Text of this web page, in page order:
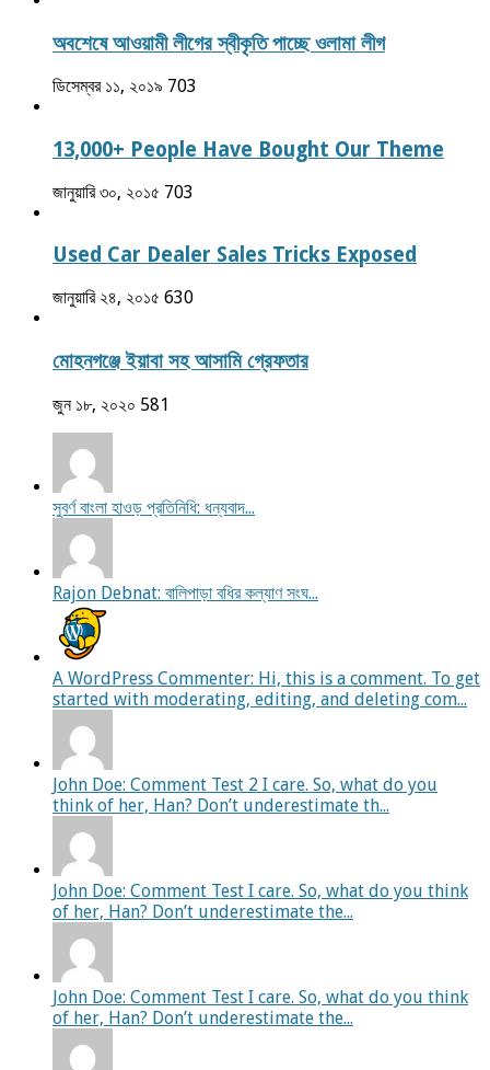
অবশেষে আওয়ামী লীগের স্বীকৃতি পাচ্ছে ওলামা লীগ
ডিসেম্বর ১১, ২০১৯ 703
13,000+ People Have Bought Our Theme
জানুয়ারি ৩০, ২০১৫ 703
Used Car Dealer Sales Tricks Exposed
জানুয়ারি ২৪, ২০১৫ 630
মোহনগঞ্জে ইয়াবা সহ আসামি গ্রেফতার
জুন ১৮, ২০২০ 581
সুবর্ণ বাংলা হাওড় প্রতিনিধি: ধন্যবাদ...
Rajon Debnat: বালিপাড়া বধির কল্যাণ সংঘ...
A WordPress Commenter: Hi, this is a comment. To get
started with moderating, editing, and deleting com...
John Doe: Comment Test 2 I care. So, what do you
think of her, Han? Don’t underestimate th...
John Doe: Comment Test I care. So, what do you think
of her, Han? Don’t underestimate the...
John Doe: Comment Test I care. So, what do you think
of her, Han? Don’t underestimate the...